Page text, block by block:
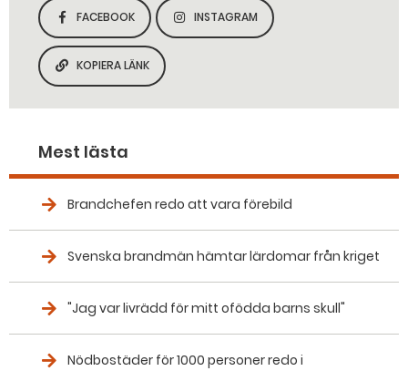
DELA SIDAN PÅ
FACEBOOK
DELA SIDAN PÅ
INSTAGRAM
KOPIERA SIDANS LÄNK
KOPIERA LÄNK
Mest lästa
Brandchefen redo att vara förebild
Svenska brandmän hämtar lärdomar från kriget
"Jag var livrädd för mitt ofödda barns skull"
Nödbostäder för 1000 personer redo i